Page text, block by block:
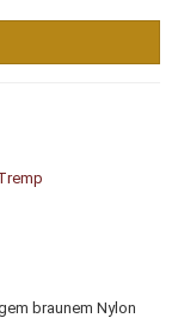
braunem Nylon